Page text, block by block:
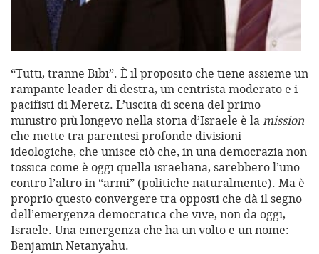
“Tutti, tranne Bibi”. È il proposito che tiene assieme un
rampante leader di destra, un centrista moderato e i
pacifisti di Meretz. L’uscita di scena del primo
ministro più longevo nella storia d’Israele è lamission
che mette tra parentesi profonde divisioni
ideologiche, che unisce ciò che, in una democrazia non
tossica come è oggi quella israeliana, sarebbero l’uno
contro l’altro in “armi” (politiche naturalmente). Ma è
proprio questo convergere tra opposti che dà il segno
dell’emergenza democratica che vive, non da oggi,
Israele. Una emergenza che ha un volto e un nome:
Benjamin Netanyahu.